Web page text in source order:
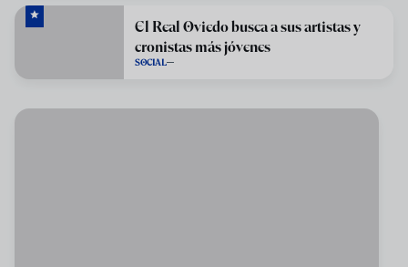
El Real Oviedo busca a sus artistas y
cronistas más jóvenes
SOCIAL